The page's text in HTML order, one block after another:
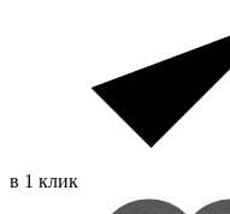
в 1 клик